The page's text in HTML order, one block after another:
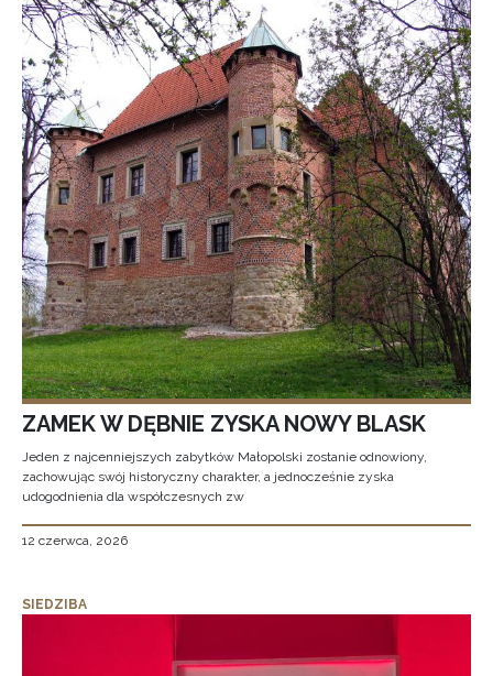
ZAMEK W DĘBNIE ZYSKA NOWY BLASK
Jeden z najcenniejszych zabytków Małopolski zostanie odnowiony,
zachowując swój historyczny charakter, a jednocześnie zyska
udogodnienia dla współczesnych zw
12 czerwca, 2026
SIEDZIBA